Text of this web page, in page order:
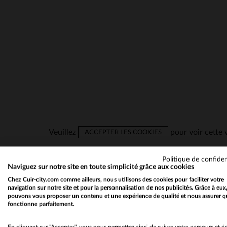
Veuillez ACCEPTER LES COOKIES pour voir cette
VESTES EN CUIR,
TROUVEZ VOTRE
Politique de
Naviguez sur notre site en toute simplicité grâce aux cookies
Chez Cuir-city.com comme ailleurs, nous utilisons des cookies pour faciliter votre
navigation sur notre site et pour la personnalisation de nos publicités. Grâce à
pouvons vous proposer un contenu et une expérience de qualité et nous assurer
fonctionne parfaitement.